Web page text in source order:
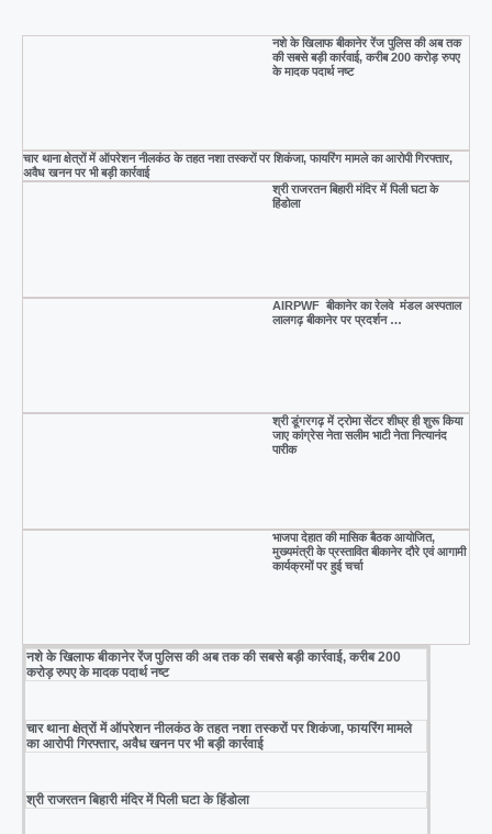
नशे के खिलाफ बीकानेर रेंज पुलिस की अब तक
की सबसे बड़ी कार्रवाई, करीब 200 करोड़ रुपए
के मादक पदार्थ नष्ट
चार थाना क्षेत्रों में ऑपरेशन नीलकंठ के तहत नशा तस्करों पर शिकंजा, फायरिंग मामले का आरोपी गिरफ्तार,
अवैध खनन पर भी बड़ी कार्रवाई
श्री राजरतन बिहारी मंदिर में पिली घटा के
हिंडोला
AIRPWF बीकानेर का रेलवे मंडल अस्पताल
लालगढ़ बीकानेर पर प्रदर्शन …
श्री डूंगरगढ़ में ट्रोमा सेंटर शीघ्र ही शुरू किया
जाए कांग्रेस नेता सलीम भाटी नेता नित्यानंद
पारीक
भाजपा देहात की मासिक बैठक आयोजित,
मुख्यमंत्री के प्रस्तावित बीकानेर दौरे एवं आगामी
कार्यक्रमों पर हुई चर्चा
नशे के खिलाफ बीकानेर रेंज पुलिस की अब तक की सबसे बड़ी कार्रवाई, करीब 200
करोड़ रुपए के मादक पदार्थ नष्ट
चार थाना क्षेत्रों में ऑपरेशन नीलकंठ के तहत नशा तस्करों पर शिकंजा, फायरिंग मामले
का आरोपी गिरफ्तार, अवैध खनन पर भी बड़ी कार्रवाई
श्री राजरतन बिहारी मंदिर में पिली घटा के हिंडोला